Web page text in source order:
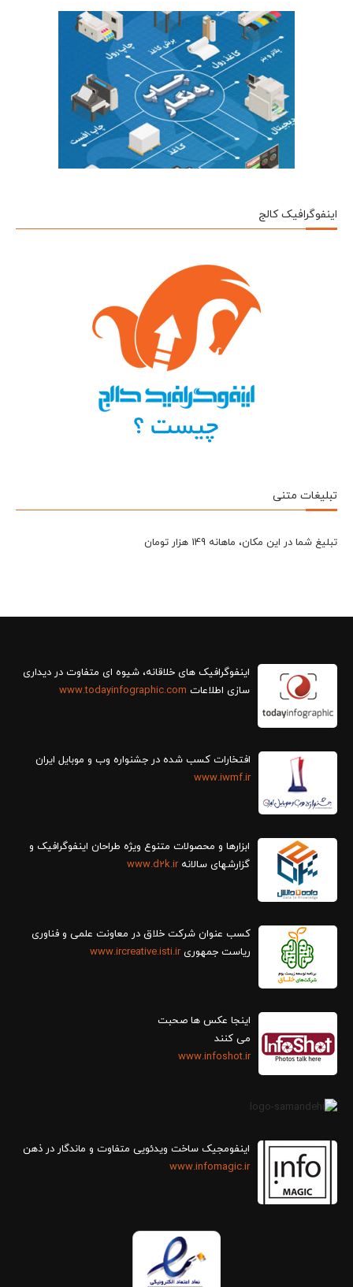
اینفوگرافیک کالج
تبلیغات متنی
تبلیغ شما در این مکان، ماهانه 149 هزار تومان
سازی اطلاعات www.todayinfographic.com
افتخارات کسب شده در جشنواره وب و موبایل ایران
www.iwmf.ir
ابزارها و محصولات متنوع ویژه طراحان اینفوگرافیک و
گزارش‎های سالانه
www.d2k.ir
کسب عنوان شرکت خلاق در معاونت علمی و فناوری
ریاست جمهوریwww.ircreative.isti.ir
اینجا عکس ها صحبت
می کنند
www.infoshot.ir
اینفومجیک ساخت ویدئویی متفاوت و ماندگار در ذهن
www.infomagic.ir